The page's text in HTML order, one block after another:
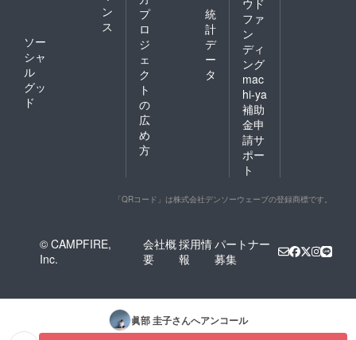
ン
ス
ソー
シャ
ル
グッ
ド
プ
ロ
ジ
ェ
ク
ト
の
広
め
方
統
計
デ
ー
タ
ウド
ファ
ン
ディ
ング
mac
hi-ya
補助
金申
請サ
ポー
ト
「QRコード」は株式会社デンソーウェーブの登録商標です。
© CAMPFIRE,
Inc.
会社概
要
採用情
報
パートナー
募集
眞部 圭子さんへアンコール